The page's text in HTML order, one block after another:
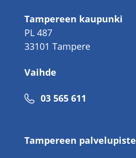
Tampereen kaupunki
PL 487
33101 Tampere
Vaihde
Puhelinnumero
03 565 611
Tampereen palvelupiste